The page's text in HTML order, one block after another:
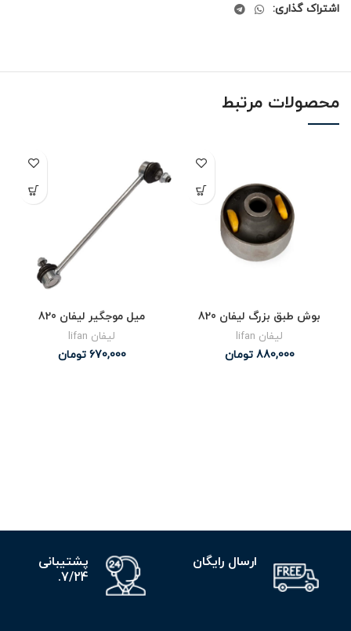
اشتراک گذاری:
محصولات مرتبط
بوش طبق بزرگ لیفان 820
لیفان lifan
880,000 تومان
میل موجگیر لیفان 820
لیفان lifan
670,000 تومان
ارسال رایگان
پشتیبانی
7/24.